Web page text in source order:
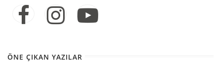
ÖNE ÇIKAN YAZILAR